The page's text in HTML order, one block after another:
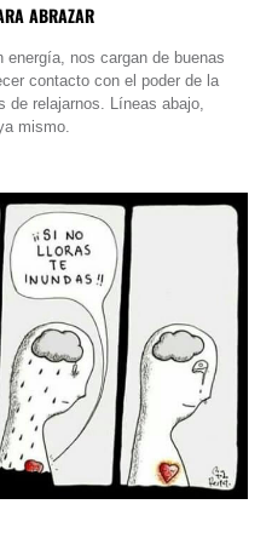
ABRAZAR
energía, nos cargan de buenas
contacto con el poder de la
de relajarnos. Líneas abajo,
mismo.